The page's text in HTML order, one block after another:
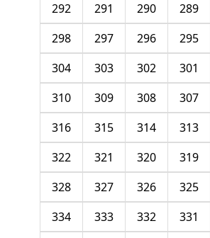
289
290
291
292
295
296
297
298
301
302
303
304
307
308
309
310
313
314
315
316
319
320
321
322
325
326
327
328
331
332
333
334